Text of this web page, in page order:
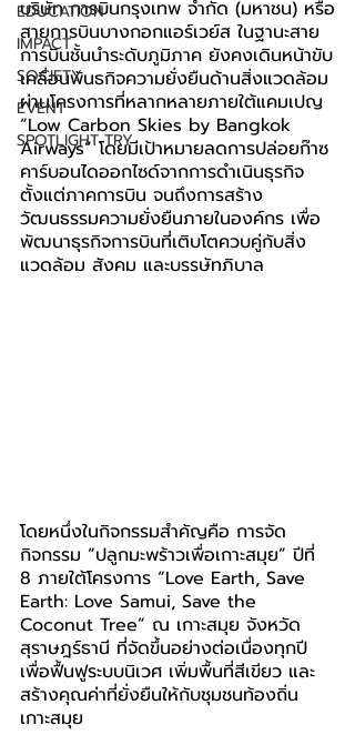
EDUCATION
IMPACT
SOCIETY
EVENT
SPOTLIGHT TRY
บริษัท การบินกรุงเทพ จำกัด (มหาชน) หรือ
สายการบินบางกอกแอร์เวย์ส ในฐานะสาย
การบินชั้นนำระดับภูมิภาค ยังคงเดินหน้าขับ
เคลื่อนพันธกิจความยั่งยืนด้านสิ่งแวดล้อม
ผ่านโครงการที่หลากหลายภายใต้แคมเปญ
“Low Carbon Skies by Bangkok
Airways” โดยมีเป้าหมายลดการปล่อยก๊าซ
คาร์บอนไดออกไซด์จากการดำเนินธุรกิจ
ตั้งแต่ภาคการบิน จนถึงการสร้าง
วัฒนธรรมความยั่งยืนภายในองค์กร เพื่อ
พัฒนาธุรกิจการบินที่เติบโตควบคู่กับสิ่ง
แวดล้อม สังคม และบรรษัทภิบาล
โดยหนึ่งในกิจกรรมสำคัญคือ การจัด
กิจกรรม “ปลูกมะพร้าวเพื่อเกาะสมุย” ปีที่
8 ภายใต้โครงการ “Love Earth, Save
Earth: Love Samui, Save the
Coconut Tree” ณ เกาะสมุย จังหวัด
สุราษฎร์ธานี ที่จัดขึ้นอย่างต่อเนื่องทุกปี
เพื่อฟื้นฟูระบบนิเวศ เพิ่มพื้นที่สีเขียว และ
สร้างคุณค่าที่ยั่งยืนให้กับชุมชนท้องถิ่น
เกาะสมุย